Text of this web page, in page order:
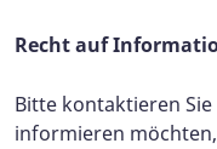
Recht auf
Bitte kontaktieren
informieren